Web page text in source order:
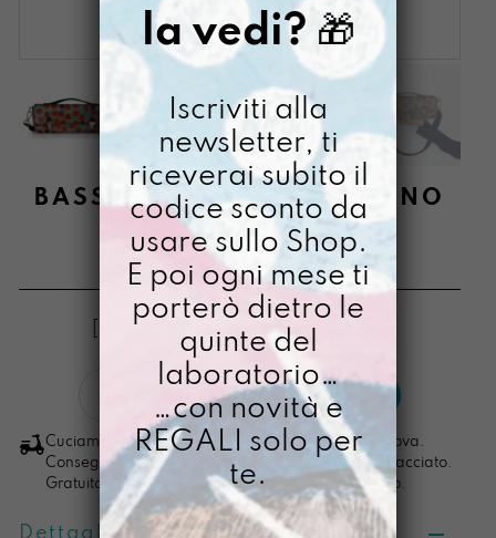
BASSOTTA DIPINTA A MANO
PRIMAVEGA
€84,00
[ Borsa a tracolla: 13 x 31,5 x 8,5cm ]
Bassotta
a
mano
PrimaVega
quantità
LO VOGLIO
Cuciamo ogni ordine nel nostro laboratorio di Padova.
Consegna in 4/5 giorni lavorativi, pacco sempre tracciato.
Gratuita per ordini di importo superiore ai 100 euro.
Dettagli prodotto
la vedi? 🎁
Iscriviti alla
newsletter, ti
riceverai subito il
codice sconto da
usare sullo Shop.
E poi ogni mese ti
porterò dietro le
quinte del
laboratorio…
…con novità e
REGALI solo per
te.